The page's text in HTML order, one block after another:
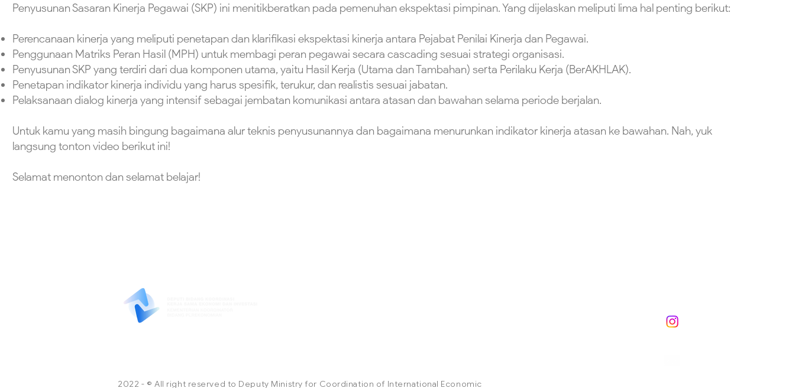
Penyusunan Sasaran Kinerja Pegawai (SKP) ini menitikberatkan pada pemenuhan ekspektasi pimpinan. Yang dijelaskan meliputi lima hal penting berikut:
Perencanaan kinerja yang meliputi penetapan dan klarifikasi ekspektasi kinerja antara Pejabat Penilai Kinerja dan Pegawai.
Penggunaan Matriks Peran Hasil (MPH) untuk membagi peran pegawai secara cascading sesuai strategi organisasi.
Penyusunan SKP yang terdiri dari dua komponen utama, yaitu Hasil Kerja (Utama dan Tambahan) serta Perilaku Kerja (BerAKHLAK).
Penetapan indikator kinerja individu yang harus spesifik, terukur, dan realistis sesuai jabatan.
Pelaksanaan dialog kinerja yang intensif sebagai jembatan komunikasi antara atasan dan bawahan selama periode berjalan.
Untuk kamu yang masih bingung bagaimana alur teknis penyusunannya dan bagaimana menurunkan indikator kinerja atasan ke bawahan. Nah, yuk
langsung tonton video berikut ini!
Selamat menonton dan selamat belajar!
2022 - © All right reserved to Deputy Ministry for Coordination of International Economic